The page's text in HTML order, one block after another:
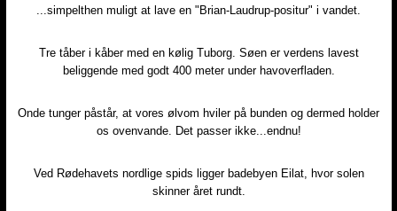
...simpelthen muligt at lave en "Brian-Laudrup-positur" i vandet.
Tre tåber i kåber med en kølig Tuborg. Søen er verdens lavest
beliggende med godt 400 meter under havoverfladen.​
Onde tunger påstår, at vores ølvom hviler på bunden og dermed holder
os ovenvande. Det passer ikke...endnu!​
Ved Rødehavets nordlige spids ligger badebyen Eilat, hvor solen
skinner året rundt.​